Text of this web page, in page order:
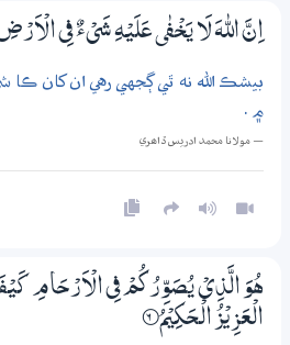
اِنَّ اللّٰهَ لَا يَـخْفٰى عَلَيْهِ شَيْءٌ فِي
بيشڪ الله نه ٿي ڳجهي رهي ان کان ڪا
۾ .
— مولانا محمد ادريس ڏاھري
ھُوَ الَّذِيْ يُصَوِّرُكُمْ فِي الْاَرْحَامِ كَيْفَ
الْعَزِيْزُ الْـحَكِيْمُ 6‏۝